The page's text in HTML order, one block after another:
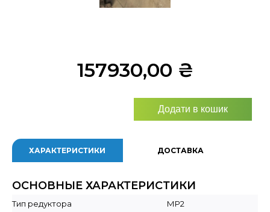
157930,00 ₴
Додати в кошик
ХАРАКТЕРИСТИКИ ДОСТАВКА
ОСНОВНЫЕ ХАРАКТЕРИСТИКИ
Тип редуктора
МР2